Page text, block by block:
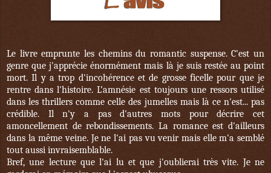
Le livre emprunte les chemins du romantic suspense. C'est un
genre que j'apprécie énormément mais là je suis restée au point
mort. Il y a trop d'incohérence et de grosse ficelle pour que je
rentre dans l'histoire. L’amnésie est toujours une ressors utilisé
dans les thrillers comme celle des jumelles mais là ce n'est... pas
crédible. Il n'y a pas d'autres mots pour décrire cet
amoncellement de rebondissements. La romance est d'ailleurs
dans la même veine. Je ne l'ai pas vu venir mais elle m'a semblé
tout aussi invraisemblable.
Bref, une lecture que l'ai lu et que j'oublierai très vite. Je ne